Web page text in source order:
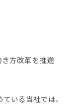
き方改革を推進
いる当社では、